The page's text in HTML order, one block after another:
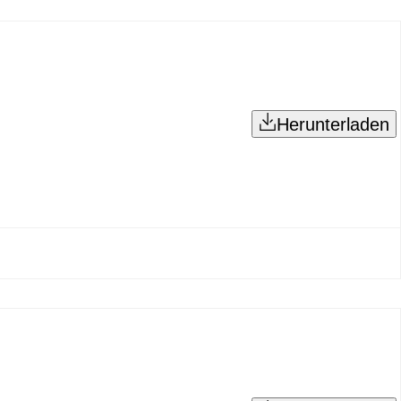
Herunterladen